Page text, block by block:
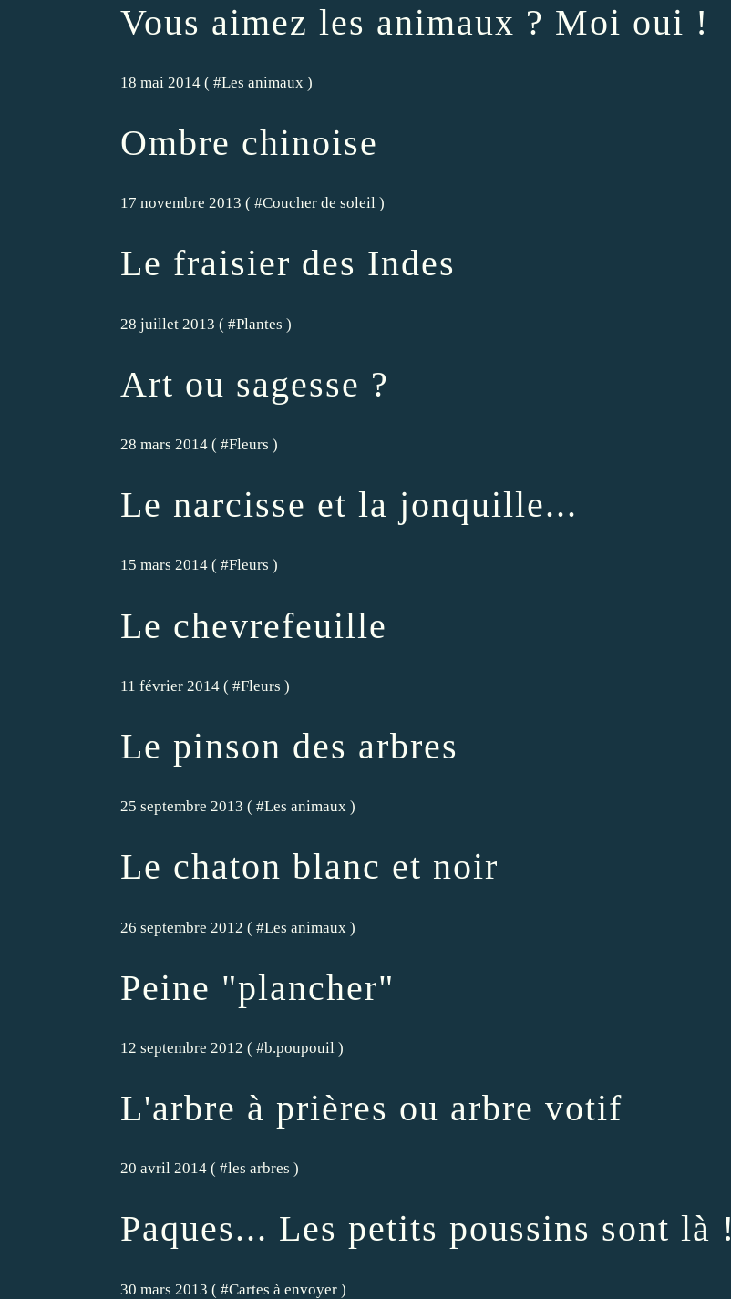
Vous aimez les animaux ? Moi oui !
18 mai 2014 ( #Les animaux )
Ombre chinoise
17 novembre 2013 ( #Coucher de soleil )
Le fraisier des Indes
28 juillet 2013 ( #Plantes )
Art ou sagesse ?
28 mars 2014 ( #Fleurs )
Le narcisse et la jonquille...
15 mars 2014 ( #Fleurs )
Le chevrefeuille
11 février 2014 ( #Fleurs )
Le pinson des arbres
25 septembre 2013 ( #Les animaux )
Le chaton blanc et noir
26 septembre 2012 ( #Les animaux )
Peine "plancher"
12 septembre 2012 ( #b.poupouil )
L'arbre à prières ou arbre votif
20 avril 2014 ( #les arbres )
Paques... Les petits poussins sont là !
30 mars 2013 ( #Cartes à envoyer )